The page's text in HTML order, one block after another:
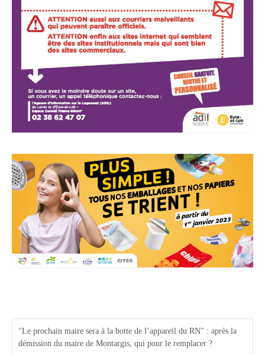
"Le prochain maire sera à la botte de l’appareil du RN" : après la
démission du maire de Montargis, qui pour le remplacer ?